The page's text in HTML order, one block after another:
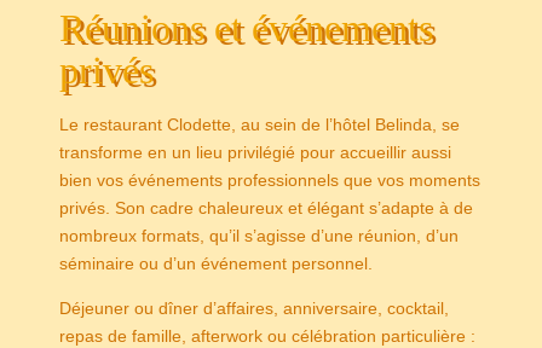
Réunions et événements
privés
Le restaurant Clodette, au sein de l’hôtel Belinda, se
transforme en un lieu privilégié pour accueillir aussi
bien vos événements professionnels que vos moments
privés. Son cadre chaleureux et élégant s’adapte à de
nombreux formats, qu’il s’agisse d’une réunion, d’un
séminaire ou d’un événement personnel.
Déjeuner ou dîner d’affaires, anniversaire, cocktail,
repas de famille, afterwork ou célébration particulière :